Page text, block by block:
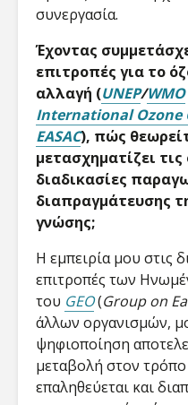
συνεργασία.
Έχοντας
επιτροπές για το
αλλαγή (UNEP/WMO
International Ozone
EASAC), πώς
μετασχηματίζει
διαδικασίες
διαπραγμάτευσης
γνώσης;
Η εμπειρία μου στις
επιτροπές των
του GEO(Group on
άλλων οργανισμών,
ψηφιοποίηση
μεταβολή στον τρόπο
επαληθεύεται και